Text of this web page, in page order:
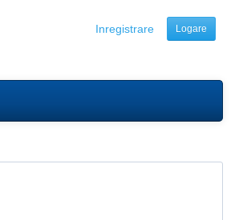
Inregistrare Logare